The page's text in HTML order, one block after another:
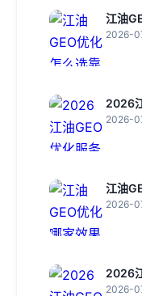
江油
2026-
2026
2026-
江油
2026-
2026
2026-